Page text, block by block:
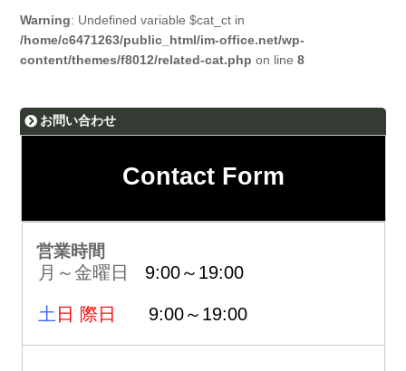
Warning: Undefined variable $cat_ct in
/home/c6471263/public_html/im-office.net/wp-
content/themes/f8012/related-cat.php on line8
お問い合わせ
Contact Form
営業時間
月～金曜日 9:00～19:00
土 日 際日 9:00～19:00